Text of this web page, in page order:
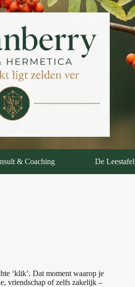
& Coaching De Leestafel
‘klik’. Dat moment waarop je
vriendschap of zelfs zakelijk –